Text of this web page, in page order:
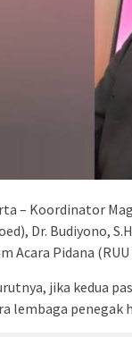
– Koordinator
Dr. Budiyono,
Acara Pidana
jika kedua
lembaga penegak